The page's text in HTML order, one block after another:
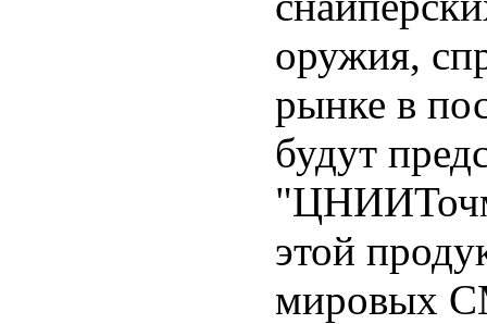
оружия,
рынке в
будут
этой
мировых